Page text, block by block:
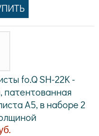
fo.Q SH-22K -
патентованная
A5, в наборе 2